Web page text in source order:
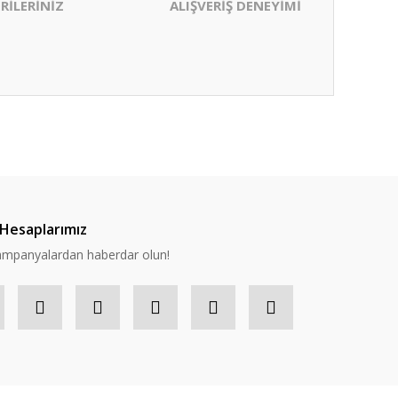
ALIŞVERİŞ DENEYİMİ
haberdar olun!